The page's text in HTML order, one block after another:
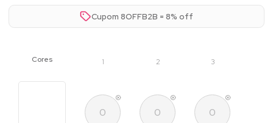
Cupom 8OFFB2B = 8% off
1 2 3